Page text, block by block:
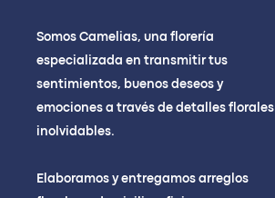
Somos Camelias, una florería
especializada en transmitir tus
sentimientos, buenos deseos y
emociones a través de detalles florales
inolvidables.
Elaboramos y entregamos arreglos